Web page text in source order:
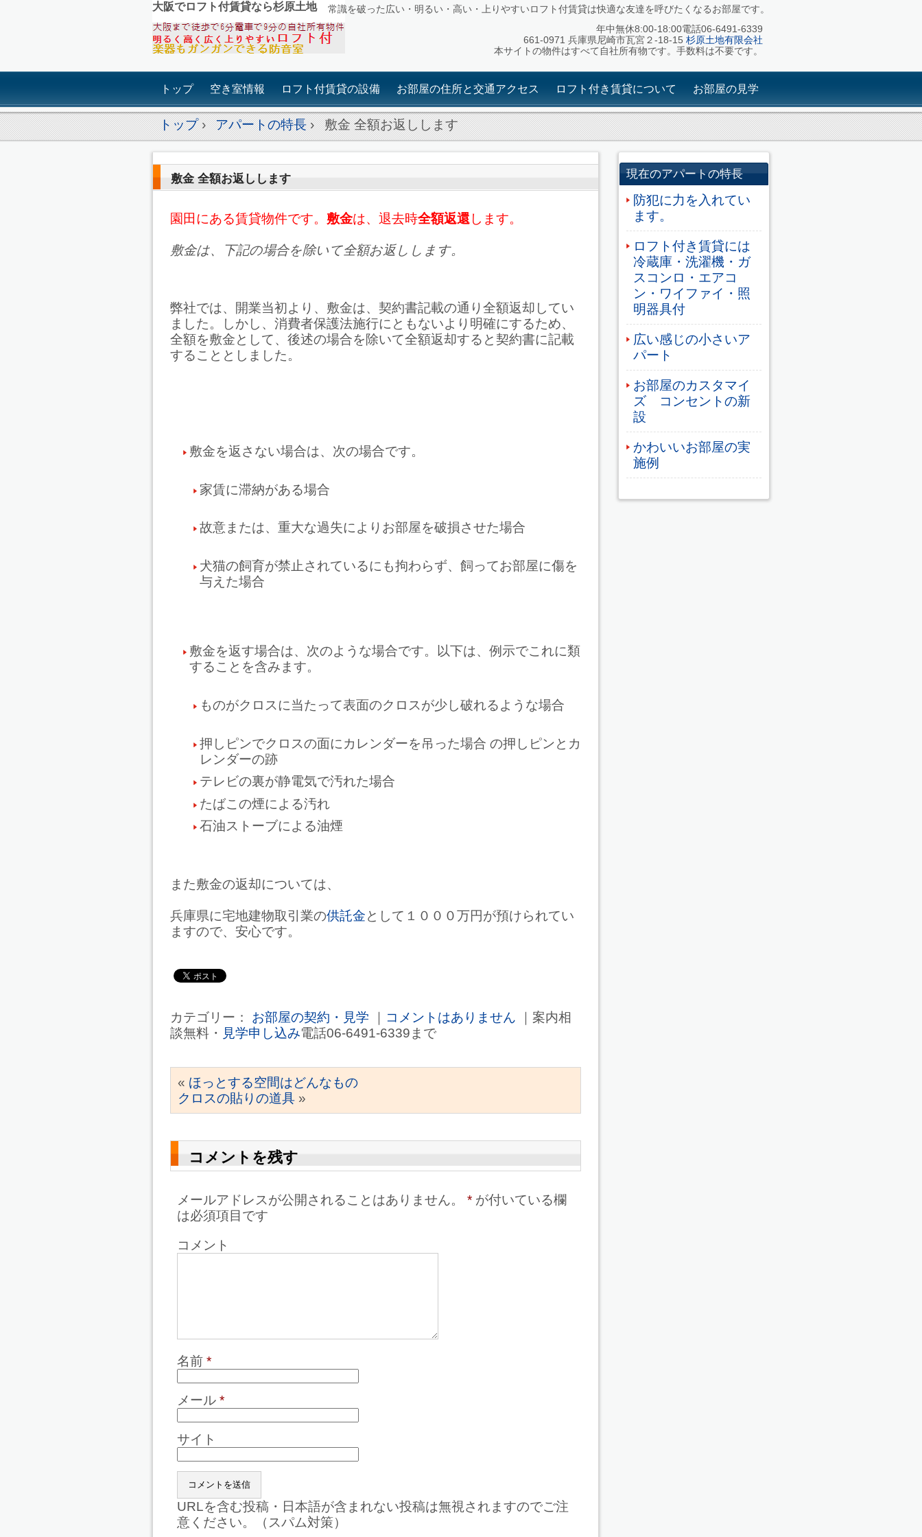
大阪でロフト付賃貸なら杉原土地 常識を破った広い・明るい・高い・上りやすいロフト付賃貸は快適な友達を呼びたくなるお部屋です。
年中無休8:00-18:00電話06-6491-6339
661-0971 兵庫県尼崎市瓦宮２-18-15 杉原土地有限会社
本サイトの物件はすべて自社所有物です。手数料は不要です。
トップ 空き室情報 ロフト付賃貸の設備 お部屋の住所と交通アクセス ロフト付き賃貸について お部屋の見学
トップ› アパートの特長› 敷金 全額お返しします
敷金 全額お返しします
園田にある賃貸物件です。 敷金は、退去時全額返還 します。
敷金は、下記の場合を除いて全額お返しします。
弊社では、開業当初より、敷金は、契約書記載の通り全額返却してい
ました。しかし、消費者保護法施行にともないより明確にするため、
全額を敷金として、後述の場合を除いて全額返却すると契約書に記載
することとしました。
敷金を返さない場合は、次の場合です。
家賃に滞納がある場合
故意または、重大な過失によりお部屋を破損させた場合
犬猫の飼育が禁止されているにも拘わらず、飼ってお部屋に傷を
与えた場合
敷金を返す場合は、次のような場合です。以下は、例示でこれに類
することを含みます。
ものがクロスに当たって表面のクロスが少し破れるような場合
押しピンでクロスの面にカレンダーを吊った場合 の押しピンとカ
レンダーの跡
テレビの裏が静電気で汚れた場合
たばこの煙による汚れ
石油ストーブによる油煙
また敷金の返却については、
兵庫県に宅地建物取引業の供託金として１０００万円が預けられてい
ますので、安心です。
カテゴリー： お部屋の契約・見学 コメントはありません ｜案内相
談無料・ 見学申し込み電話06-6491-6339まで
« ほっとする空間はどんなもの
クロスの貼りの道具 »
コメントを残す
メールアドレスが公開されることはありません。 * が付いている欄
は必須項目です
コメント
名前 *
メール *
サイト
URLを含む投稿・日本語が含まれない投稿は無視されますのでご注
意ください。（スパム対策）
現在のアパートの特長
防犯に力を入れてい
ます。
ロフト付き賃貸には
冷蔵庫・洗濯機・ガ
スコンロ・エアコ
ン・ワイファイ・照
明器具付
広い感じの小さいア
パート
お部屋のカスタマイ
ズ コンセントの新
設
かわいいお部屋の実
施例